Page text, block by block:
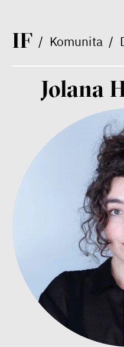
IF/ Komunita/
Jolana